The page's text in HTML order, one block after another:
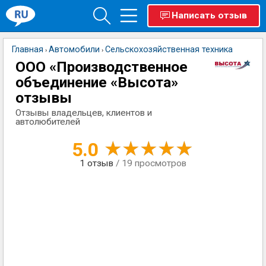
Написать отзыв
Главная › Автомобили › Сельскохозяйственная техника
ООО «Производственное
объединение «Высота»
отзывы
Отзывы владельцев, клиентов и
автолюбителей
5.0
1 отзыв / 19 просмотров